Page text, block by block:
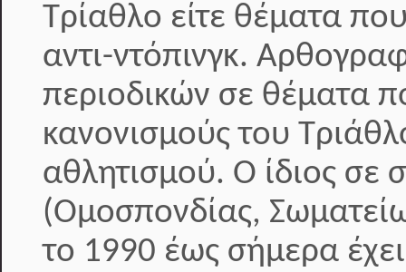
Τρίαθλο είτε θέματα
αντι-ντόπινγκ.
περιοδικών σε θέματα
κανονισμούς του
αθλητισμού. Ο ίδιος σε
(Ομοσπονδίας,
το 1990 έως σήμερα